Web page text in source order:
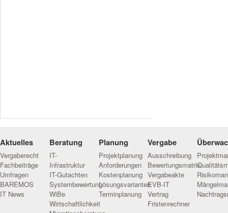
Aktuelles
Vergaberecht
Fachbeiträge
Umfragen
BAREMOS
IT News
Beratung
IT-
Infrastruktur
IT-Gutachten
Systembewertung
WiBe
Wirtschaftlichkeit
Planung
Projektplanung
Anforderungen
Kostenplanung
Lösungsvarianten
Terminplanung
Vergabe
Ausschreibung
Bewertungsmatrix
Vergabeakte
EVB-IT
Vertrag
Fristenrechner